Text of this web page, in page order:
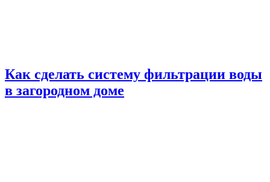
Как сделать систему фильтрации воды
в загородном доме